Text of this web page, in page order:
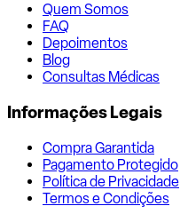
Quem Somos
FAQ
Depoimentos
Blog
Consultas Médicas
Informações Legais
Compra Garantida
Pagamento Protegido
Política de Privacidade
Termos e Condições